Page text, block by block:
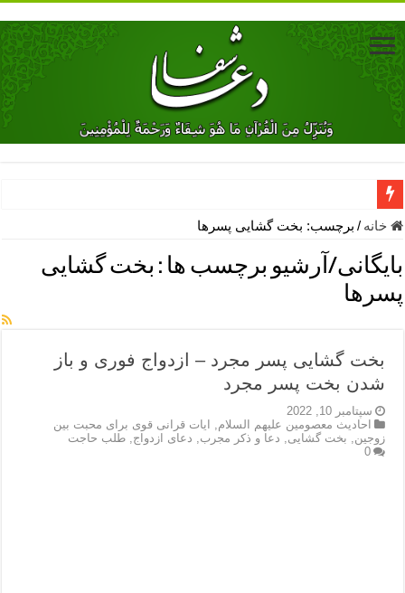
دعای جلب محبت فوری معشوق – دعای جلب محبت شوهر
دعای مشکل گشا برای رفع فقر – ذکرهای روزی‌ بخش
معجزات دعای یا من اظهر الجمیل – دعای یا من اظهر الجمیل برای
مهم ترین اذکار الهی و فضیلت آن ها – ذکر مخصوص مستجاب الدعوه
دعا برای ترس بچه ها در خواب – دعای ترس و بی خوابی کودکان
نماز حاجت برای کار گشایی- دعای رفع مشکلات و طلب حاجت
دعای رفع فقر و طلب رزق و روزی – آیه‌ جلب ثروت و برکت مال
لا حول ولا قوة الا بالله برای چشم زخم – دعای چشم زخم ماشاالله
خانه / برچسب: بخت گشایی پسرها
بایگانی/آرشیو برچسب ها : بخت گشایی
پسرها
بخت گشایی پسر مجرد – ازدواج فوری و باز
شدن بخت پسر مجرد
سپتامبر 10, 2022
احادیث معصومین علیهم السلام
ایات قرانی قوی برای محبت بین
زوجین
بخت گشایی دعا و ذکر مجرب دعای ازدواج ,طلب حاجت
0